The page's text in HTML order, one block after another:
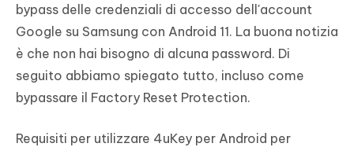
bypass delle credenziali di accesso dell'account
Google su Samsung con Android 11. La buona notizia
è che non hai bisogno di alcuna password. Di
seguito abbiamo spiegato tutto, incluso come
bypassare il Factory Reset Protection.
Requisiti per utilizzare 4uKey per Android per